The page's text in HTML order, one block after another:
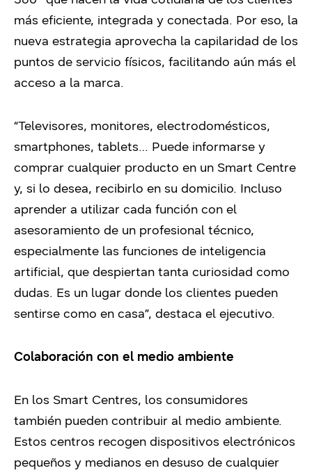
más eficiente, integrada y conectada. Por eso, la
nueva estrategia aprovecha la capilaridad de los
puntos de servicio físicos, facilitando aún más el
acceso a la marca.
“Televisores, monitores, electrodomésticos,
smartphones, tablets… Puede informarse y
comprar cualquier producto en un Smart Centre
y, si lo desea, recibirlo en su domicilio. Incluso
aprender a utilizar cada función con el
asesoramiento de un profesional técnico,
especialmente las funciones de inteligencia
artificial, que despiertan tanta curiosidad como
dudas. Es un lugar donde los clientes pueden
sentirse como en casa”, destaca el ejecutivo.
Colaboración con el medio ambiente
En los Smart Centres, los consumidores
también pueden contribuir al medio ambiente.
Estos centros recogen dispositivos electrónicos
pequeños y medianos en desuso de cualquier